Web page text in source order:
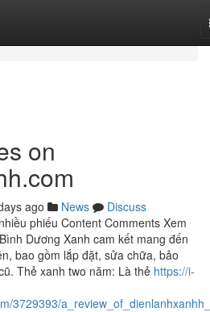
on
ago News
Discuss
phiếu Content Comments Xem
Dương Xanh cam kết mang đến
bao gồm lắp đặt, sửa chữa, bảo
Thẻ xanh two năm: Là thẻ https://i-
3729393/